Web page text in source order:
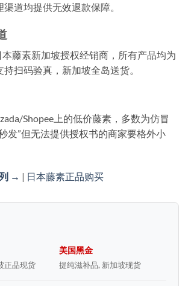
道均提供无效退款保障。
本藤素新加坡授权经销商，所有产品均为
扫码验真，新加坡全岛送货。
Shopee上的低价藤素，多数为仿冒
发”但无法提供授权书的商家要格外小
→ | 日本藤素正品购买
正品现货
美国黑金
提纯滋补品, 新加坡现货